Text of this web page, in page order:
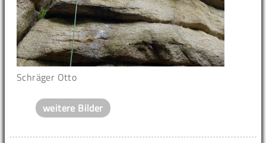
Schräger Otto
weitere Bilder